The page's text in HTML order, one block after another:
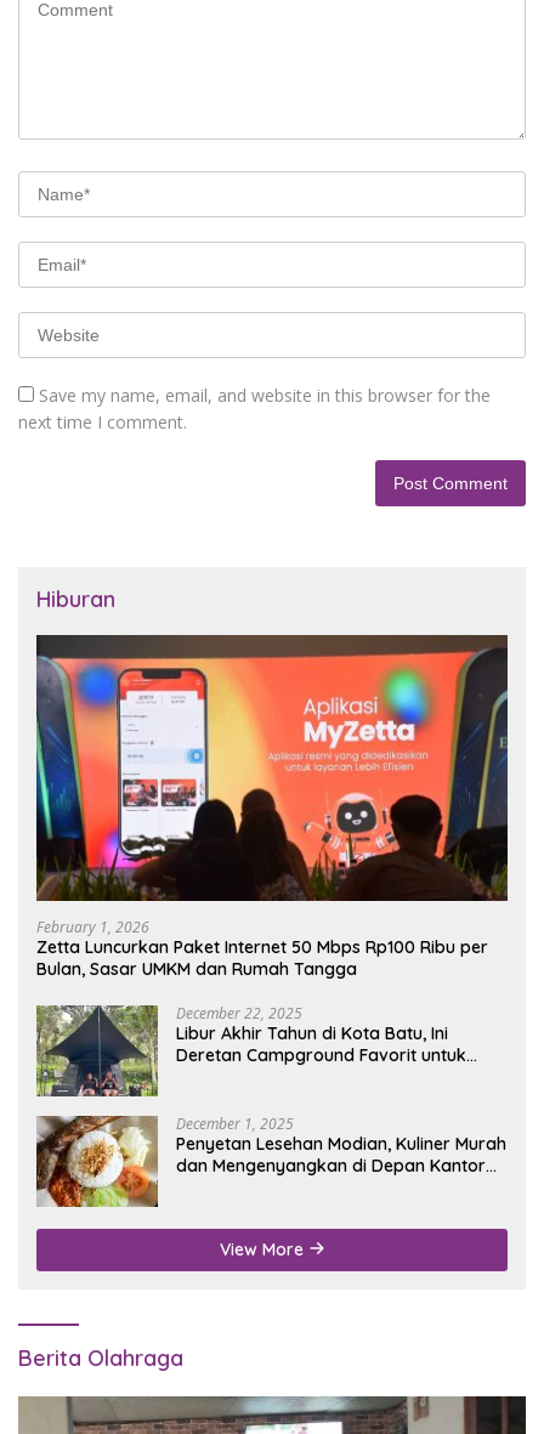
Save my name, email, and website in this browser for the
next time I comment.
Hiburan
February 1, 2026
Zetta Luncurkan Paket Internet 50 Mbps Rp100 Ribu per
Bulan, Sasar UMKM dan Rumah Tangga
December 22, 2025
Libur Akhir Tahun di Kota Batu, Ini
Deretan Campground Favorit untuk
December 1, 2025
Penyetan Lesehan Modian, Kuliner Murah
dan Mengenyangkan di Depan Kantor
View More
Berita Olahraga